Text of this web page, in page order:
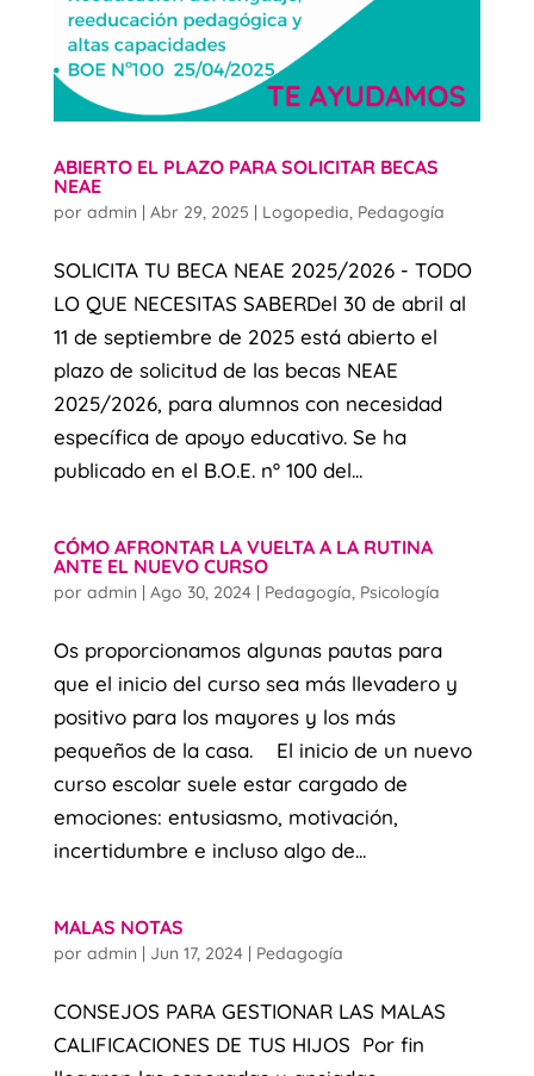
ABIERTO EL PLAZO PARA SOLICITAR BECAS
NEAE
por admin | Abr 29, 2025 | Logopedia, Pedagogía
SOLICITA TU BECA NEAE 2025/2026 - TODO
LO QUE NECESITAS SABERDel 30 de abril al
11 de septiembre de 2025 está abierto el
plazo de solicitud de las becas NEAE
2025/2026, para alumnos con necesidad
específica de apoyo educativo. Se ha
publicado en el B.O.E. nº 100 del...
CÓMO AFRONTAR LA VUELTA A LA RUTINA
ANTE EL NUEVO CURSO
por admin | Ago 30, 2024| Pedagogía, Psicología
Os proporcionamos algunas pautas para
que el inicio del curso sea más llevadero y
positivo para los mayores y los más
pequeños de la casa. El inicio de un nuevo
curso escolar suele estar cargado de
emociones: entusiasmo, motivación,
incertidumbre e incluso algo de...
MALAS NOTAS
por admin | Jun 17, 2024| Pedagogía
CONSEJOS PARA GESTIONAR LAS MALAS
CALIFICACIONES DE TUS HIJOS Por fin